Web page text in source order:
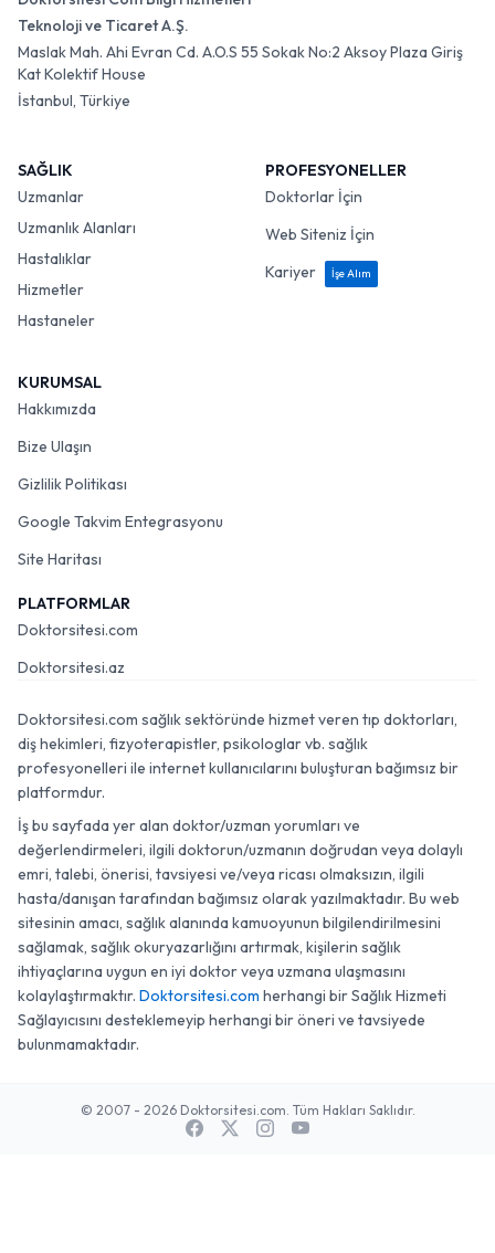
Teknoloji ve Ticaret A.Ş.
Maslak Mah. Ahi Evran Cd. A.O.S 55 Sokak No:2 Aksoy Plaza Giriş
Kat Kolektif House
İstanbul, Türkiye
SAĞLIK
Uzmanlar
Uzmanlık Alanları
Hastalıklar
Hizmetler
Hastaneler
PROFESYONELLER
Doktorlar İçin
Web Siteniz İçin
Kariyer
İşe Alım
KURUMSAL
Hakkımızda
Bize Ulaşın
Gizlilik Politikası
Google Takvim Entegrasyonu
Site Haritası
PLATFORMLAR
Doktorsitesi.com
Doktorsitesi.az
Doktorsitesi.com sağlık sektöründe hizmet veren tıp doktorları,
diş hekimleri, fizyoterapistler, psikologlar vb. sağlık
profesyonelleri ile internet kullanıcılarını buluşturan bağımsız bir
platformdur.
İş bu sayfada yer alan doktor/uzman yorumları ve
değerlendirmeleri, ilgili doktorun/uzmanın doğrudan veya dolaylı
emri, talebi, önerisi, tavsiyesi ve/veya ricası olmaksızın, ilgili
hasta/danışan tarafından bağımsız olarak yazılmaktadır. Bu web
sitesinin amacı, sağlık alanında kamuoyunun bilgilendirilmesini
sağlamak, sağlık okuryazarlığını artırmak, kişilerin sağlık
ihtiyaçlarına uygun en iyi doktor veya uzmana ulaşmasını
kolaylaştırmaktır. Doktorsitesi.com herhangi bir Sağlık Hizmeti
Sağlayıcısını desteklemeyip herhangi bir öneri ve tavsiyede
bulunmamaktadır.
© 2007 - 2026 Doktorsitesi.com. Tüm Hakları Saklıdır.